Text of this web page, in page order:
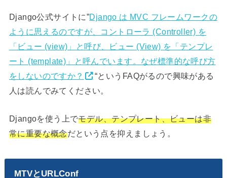
Django公式サイトに”Django は MVC フレームワークの
ように思えるのですが、コントローラ (Controller) を
「ビュー (view)」と呼び、ビュー (View) を「テンプレ
ート (template)」と呼んでいます。なぜ標準的な呼び方
をしないのですか？
“というFAQがるので興味がある
人は読んでみてください。
Djangoを使う上でモデル、テンプレート、ビューは非
常に重要な概念だという点を抑えましょう。
MTVとURLConf